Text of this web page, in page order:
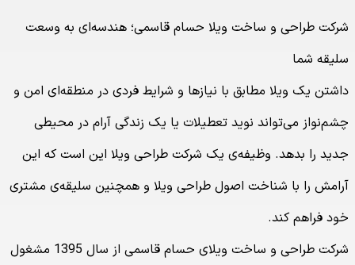
شرکت طراحی و ساخت ویلا حسام قاسمی؛ هندسه‌ای به وسعت
سلیقه شما
داشتن یک ویلا مطابق با نیازها و شرایط فردی در منطقه‌ای امن و
چشم‌نواز می‌تواند نوید تعطیلات یا یک زندگی آرام در محیطی
جدید را بدهد. وظیفه‌ی یک شرکت طراحی ویلا این است که این
آرامش را با شناخت اصول طراحی ویلا و همچنین سلیقه‌ی مشتری
خود فراهم کند.
شرکت طراحی و ساخت ویلای حسام قاسمی از سال 1395 مشغول